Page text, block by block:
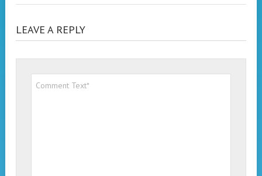
LEAVE A REPLY